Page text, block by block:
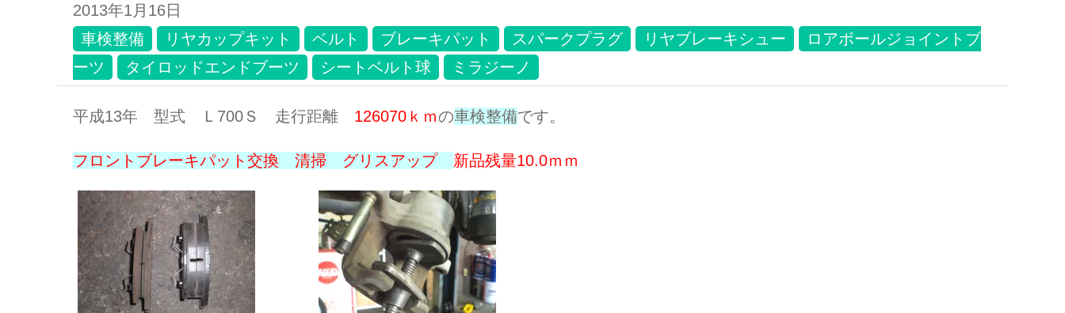
2013年1月16日
車検整備
リヤカップキット ベルト ブレーキパット スパークプラグ リヤブレーキシュー
ロアボールジョイントブ
ーツ
タイロッドエンドブーツ シートベルト球 ミラジーノ
平成13年 型式 Ｌ700Ｓ 走行距離 126070ｋｍの車検整備です。
フロントブレーキパット交換 清掃 グリスアップ 新品残量10.0ｍｍ